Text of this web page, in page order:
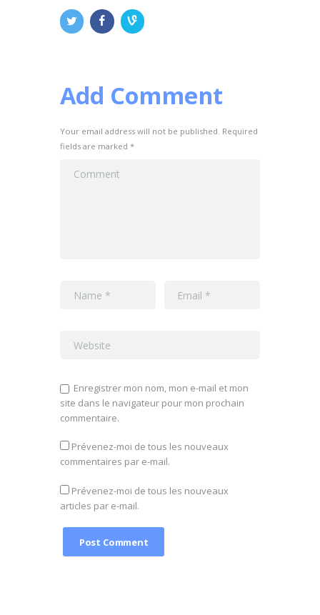
Add Comment
Your email address will not be published. Required
fields are marked *
Enregistrer mon nom, mon e-mail et mon
site dans le navigateur pour mon prochain
commentaire.
Prévenez-moi de tous les nouveaux
commentaires par e-mail.
Prévenez-moi de tous les nouveaux
articles par e-mail.